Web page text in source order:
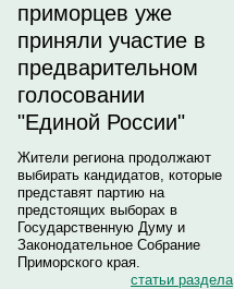
приморцев уже
приняли участие в
предварительном
голосовании
"Единой России"
Жители региона продолжают
выбирать кандидатов, которые
представят партию на
предстоящих выборах в
Государственную Думу и
Законодательное Собрание
Приморского края.
статьи раздела